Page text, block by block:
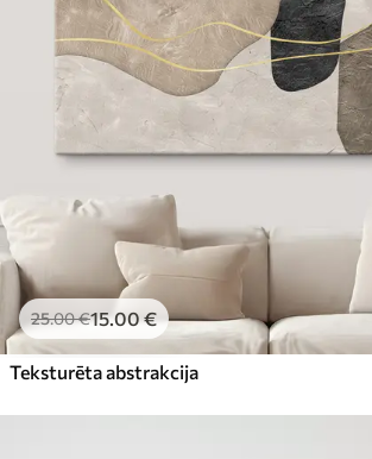
25.00€15.00€
Teksturēta abstrakcija